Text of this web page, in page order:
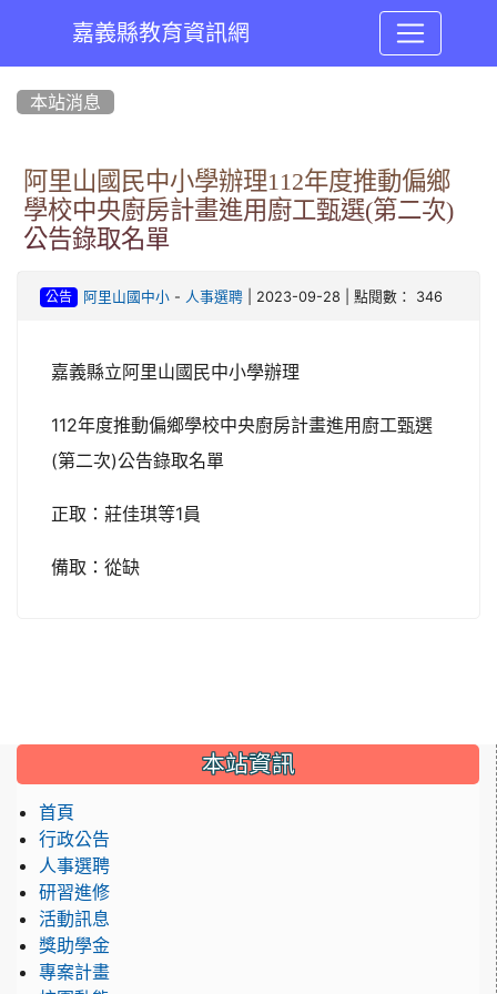
嘉義縣教育資訊網
本站消息
阿里山國民中小學辦理112年度推動偏鄉
學校中央廚房計畫進用廚工甄選(第二次)
公告錄取名單
公告 阿里山國中小- 人事選聘| 2023-09-28 | 點閱數： 346
嘉義縣立阿里山國民中小學辦理
112年度推動偏鄉學校中央廚房計畫進用廚工甄選
(第二次)公告錄取名單
正取：莊佳琪等1員
備取：從缺
::: 本站資訊
首頁
行政公告
人事選聘
研習進修
活動訊息
獎助學金
專案計畫